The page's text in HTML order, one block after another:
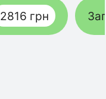
2816 грн